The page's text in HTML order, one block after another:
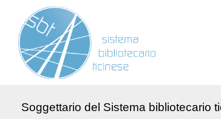
Soggettario del Sistema bibliotecario